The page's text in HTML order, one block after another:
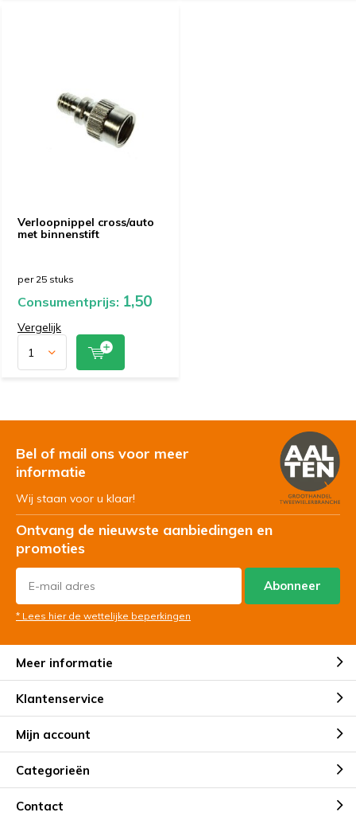
Verloopnippel cross/auto
met binnenstift
per 25 stuks
Consumentprijs: 1,50
Vergelijk
Bel of mail ons voor meer
informatie
Wij staan voor u klaar!
Ontvang de nieuwste aanbiedingen en
promoties
Abonneer
* Lees hier de wettelijke beperkingen
Meer informatie
Klantenservice
Mijn account
Categorieën
Contact